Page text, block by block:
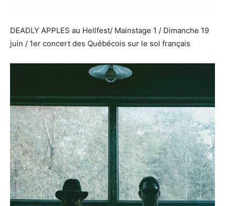
DEADLY APPLES au Hellfest/ Mainstage 1 / Dimanche 19
juin / 1er concert des Québécois sur le sol français